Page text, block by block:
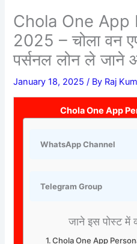
Chola One App
2025 – चोला वन
पर्सनल लोन ले जाने
January 18, 2025/ By Raj
Chola One App
WhatsApp Channel
Telegram Group
जाने इस पोस्ट में
Chola One App